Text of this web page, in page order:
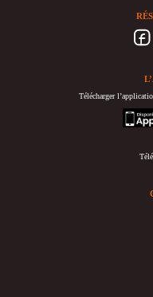
Télécharger
appstore